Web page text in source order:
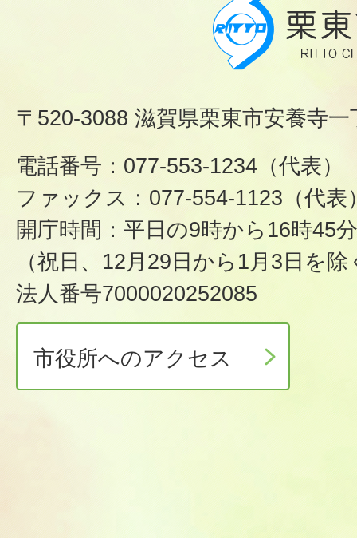
〒520-3088 滋賀県栗東市安養寺
電話番号：077-553-1234（代表）
ファックス：077-554-1123（代表
開庁時間：平日の9時から16時45分
（祝日、12月29日から1月3日を除
法人番号7000020252085
市役所へのアクセス